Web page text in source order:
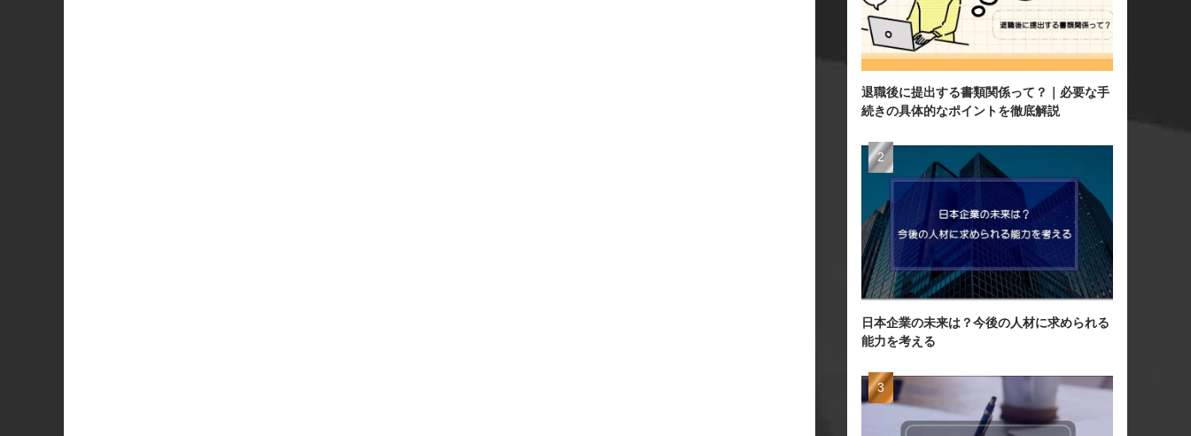
退職後に提出する書類関係って？｜必要な手
続きの具体的なポイントを徹底解説
日本企業の未来は？今後の人材に求められる
能力を考える